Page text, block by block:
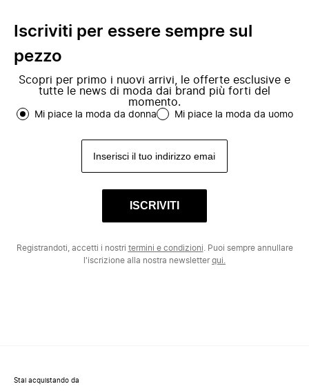
Iscriviti per essere sempre sul
pezzo
Scopri per primo i nuovi arrivi, le offerte esclusive e
tutte le news di moda dai brand più forti del
momento.
Mi piace la moda da donna Mi piace la moda da uomo
ISCRIVITI
Registrandoti, accetti i nostri termini e condizioni . Puoi sempre annullare
l'iscrizione alla nostra newsletterqui.
Stai acquistando da